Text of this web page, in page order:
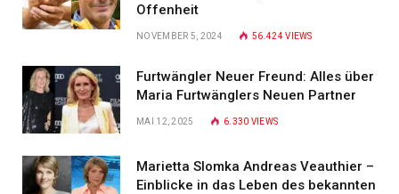
Offenheit
NOVEMBER 5, 2024 56.424VIEWS
Furtwängler Neuer Freund: Alles über
Maria Furtwänglers Neuen Partner
MAI 12, 2025 6.330 VIEWS
Marietta Slomka Andreas Veauthier –
Einblicke in das Leben des bekannten